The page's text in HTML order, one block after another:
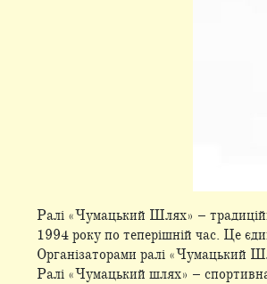
Ралі «Чумацький Шлях» –
1994 року по теперішній час. Це
Організаторами ралі «Чумацький
Ралі «Чумацький шлях» –